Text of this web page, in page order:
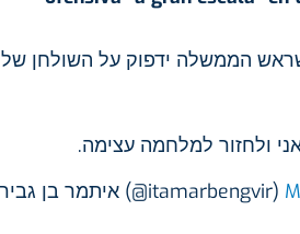
הממשלה ידפוק על השולחן של
ולחזור למלחמה עצימה.
- איתמר בן גביר (@itamarbengvir)